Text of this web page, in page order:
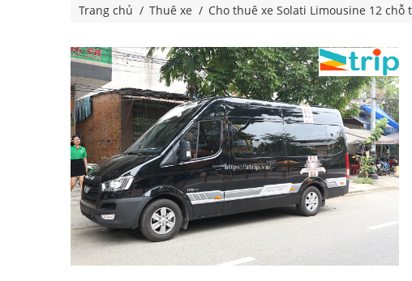
Trang chủ Thuê xe Cho thuê xe Solati Limousine 12 chỗ